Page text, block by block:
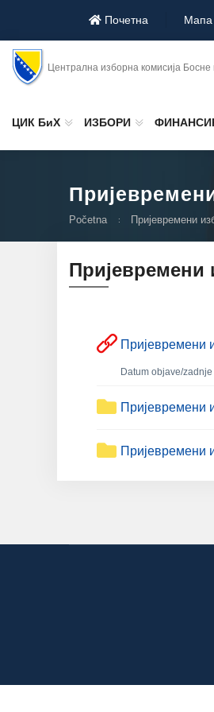
Почетна Мапа
Централна изборна комисија Босне
ЦИК БиХ ИЗБОРИ
Početna Пријевремени
Пријевремени
Пријевремени
Datum objave/
Пријевремени
Пријевремени